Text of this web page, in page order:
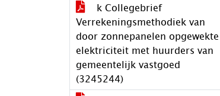
k Collegebrief
Verrekeningsmethodiek van
door zonnepanelen opgewekte
elektriciteit met huurders van
gemeentelijk vastgoed
(3245244)